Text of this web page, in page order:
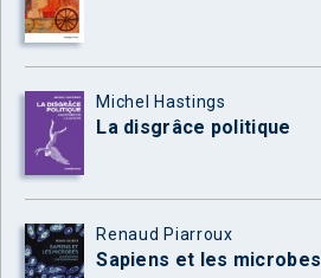
Michel Hastings
La disgrâce politique
Renaud Piarroux
Sapiens et les microbes